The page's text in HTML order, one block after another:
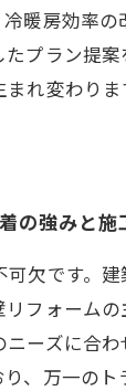
暖房効率
プラン提
れ変わり
の強みと施
欠です。
フォーム
ーズに合
、万一の